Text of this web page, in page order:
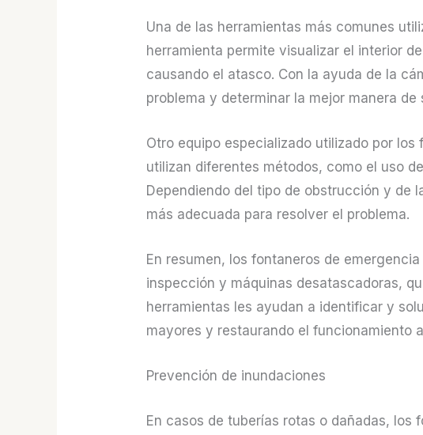
Una de las herramientas más comunes
herramienta permite visualizar el interior
causando el atasco. Con la ayuda de la
problema y determinar la mejor manera de
Otro equipo especializado utilizado por
utilizan diferentes métodos, como el uso
Dependiendo del tipo de obstrucción y de
más adecuada para resolver el problema.
En resumen, los fontaneros de
inspección y máquinas desatascadoras,
herramientas les ayudan a identificar y
mayores y restaurando el funcionamiento
Prevención de inundaciones
En casos de tuberías rotas o dañadas,